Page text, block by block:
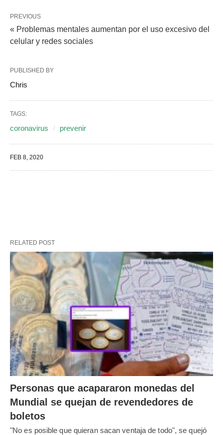
PREVIOUS
« Problemas mentales aumentan por el uso excesivo del
celular y redes sociales
PUBLISHED BY
Chris
TAGS:
coronavirus prevenir
FEB 8, 2020
RELATED POST
Personas que acapararon monedas del
Mundial se quejan de revendedores de
boletos
"No es posible que quieran sacan ventaja de todo", se quejó